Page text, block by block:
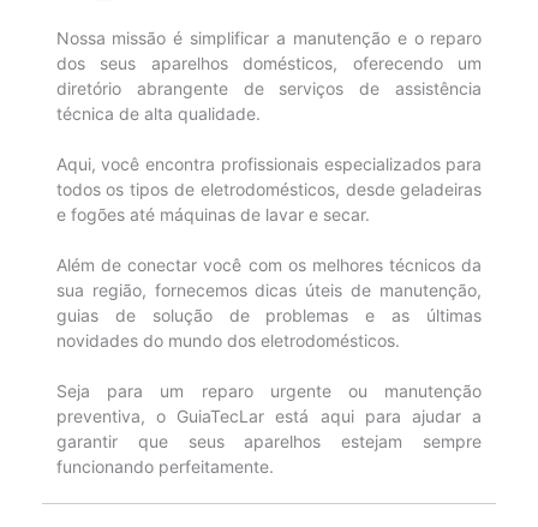
Nossa missão é simplificar a manutenção e o reparo
dos seus aparelhos domésticos, oferecendo um
diretório abrangente de serviços de assistência
técnica de alta qualidade.
Aqui, você encontra profissionais especializados para
todos os tipos de eletrodomésticos, desde geladeiras
e fogões até máquinas de lavar e secar.
Além de conectar você com os melhores técnicos da
sua região, fornecemos dicas úteis de manutenção,
guias de solução de problemas e as últimas
novidades do mundo dos eletrodomésticos.
Seja para um reparo urgente ou manutenção
preventiva, o GuiaTecLar está aqui para ajudar a
garantir que seus aparelhos estejam sempre
funcionando perfeitamente.